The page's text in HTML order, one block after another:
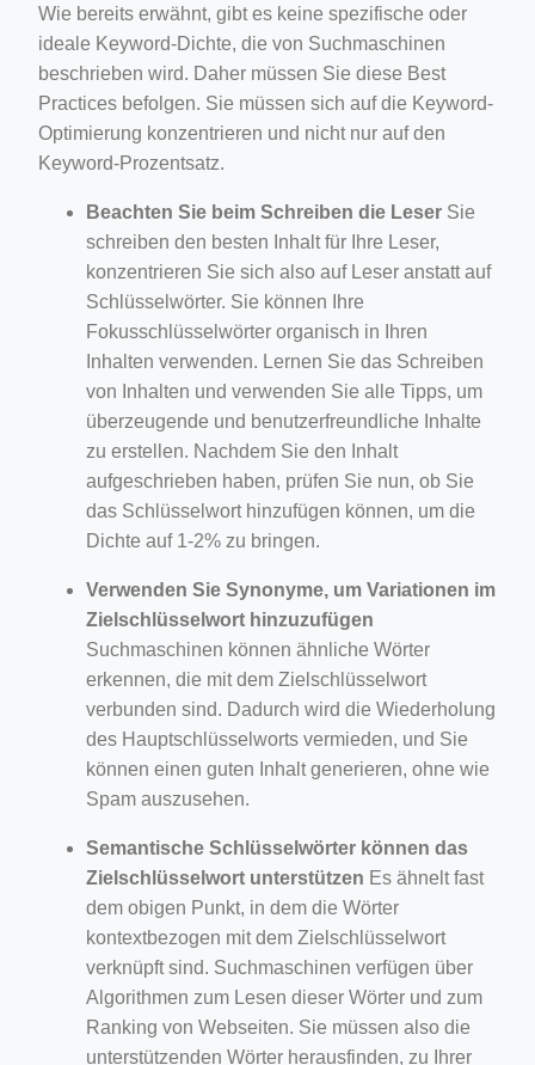
Wie bereits erwähnt, gibt es keine spezifische oder
ideale Keyword-Dichte, die von Suchmaschinen
beschrieben wird. Daher müssen Sie diese Best
Practices befolgen. Sie müssen sich auf die Keyword-
Optimierung konzentrieren und nicht nur auf den
Keyword-Prozentsatz.
Beachten Sie beim Schreiben die Leser Sie
schreiben den besten Inhalt für Ihre Leser,
konzentrieren Sie sich also auf Leser anstatt auf
Schlüsselwörter. Sie können Ihre
Fokusschlüsselwörter organisch in Ihren
Inhalten verwenden. Lernen Sie das Schreiben
von Inhalten und verwenden Sie alle Tipps, um
überzeugende und benutzerfreundliche Inhalte
zu erstellen. Nachdem Sie den Inhalt
aufgeschrieben haben, prüfen Sie nun, ob Sie
das Schlüsselwort hinzufügen können, um die
Dichte auf 1-2% zu bringen.
Verwenden Sie Synonyme, um Variationen im
Zielschlüsselwort hinzuzufügen
Suchmaschinen können ähnliche Wörter
erkennen, die mit dem Zielschlüsselwort
verbunden sind. Dadurch wird die Wiederholung
des Hauptschlüsselworts vermieden, und Sie
können einen guten Inhalt generieren, ohne wie
Spam auszusehen.
Semantische Schlüsselwörter können das
Zielschlüsselwort unterstützen Es ähnelt fast
dem obigen Punkt, in dem die Wörter
kontextbezogen mit dem Zielschlüsselwort
verknüpft sind. Suchmaschinen verfügen über
Algorithmen zum Lesen dieser Wörter und zum
Ranking von Webseiten. Sie müssen also die
unterstützenden Wörter herausfinden, zu Ihrer